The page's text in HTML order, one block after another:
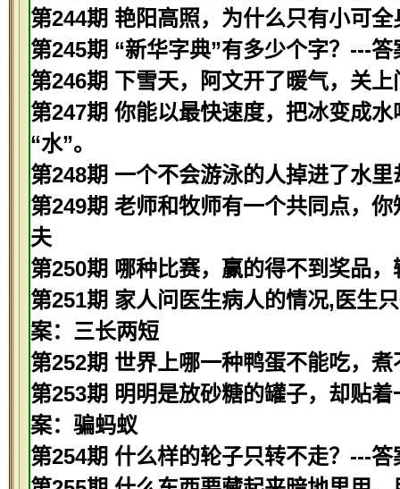
第244期 艳阳高照，为什么只有小可
第245期 “新华字典”有多少个字？---答
第246期 下雪天，阿文开了暖气，关
第247期 你能以最快速度，把冰变成
“水”。
第248期 一个不会游泳的人掉进了水
第249期 老师和牧师有一个共同点，
夫
第250期 哪种比赛，赢的得不到奖品
第251期 家人问医生病人的情况,医生
案：三长两短
第252期 世界上哪一种鸭蛋不能吃，
第253期 明明是放砂糖的罐子，却贴
案：骗蚂蚁
第254期 什么样的轮子只转不走？---